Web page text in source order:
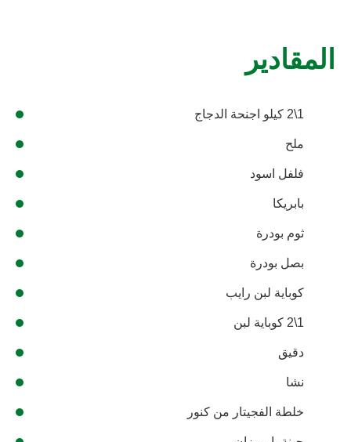
المقادير
1\2 كيلو اجنحة الدجاج
ملح
فلفل اسود
بابريكا
ثوم بودرة
بصل بودرة
كوباية لبن رايب
1\2 كوباية لبن
دقيق
نشا
خلطة الفجيتار من كنور